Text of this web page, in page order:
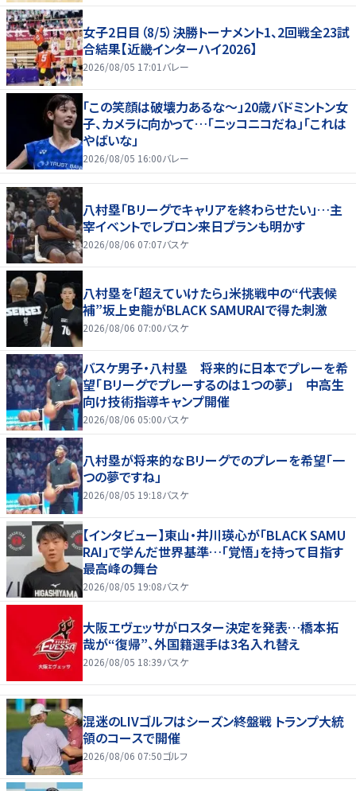
女子2日目（8/5）決勝トーナメント1、2回戦全23試
合結果【近畿インターハイ2026】
2026/08/05 17:01 バレー
「この笑顔は破壊力あるな〜」20歳バドミントン女
子、カメラに向かって…「ニッコニコだね」「これは
やばいな」
2026/08/05 16:00バレー
八村塁「Bリーグでキャリアを終わらせたい」…主
宰イベントでレブロン来日プランも明かす
2026/08/06 07:07バスケ
八村塁を「超えていけたら」米挑戦中の“代表候
補”坂上史龍がBLACK SAMURAIで得た刺激
2026/08/06 07:00バスケ
バスケ男子・八村塁 将来的に日本でプレーを希
望「Ｂリーグでプレーするのは１つの夢」 中高生
向け技術指導キャンプ開催
2026/08/06 05:00バスケ
八村塁が将来的なＢリーグでのプレーを希望「一
つの夢ですね」
2026/08/05 19:18バスケ
【インタビュー】東山・井川瑛心が「BLACK SAMU
RAI」で学んだ世界基準…「覚悟」を持って目指す
最高峰の舞台
2026/08/05 19:08バスケ
大阪エヴェッサがロスター決定を発表…橋本拓
哉が“復帰”、外国籍選手は3名入れ替え
2026/08/05 18:39バスケ
混迷のLIVゴルフはシーズン終盤戦 トランプ大統
領のコースで開催
2026/08/06 07:50ゴルフ